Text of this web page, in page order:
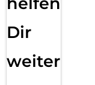
Dir
weiter